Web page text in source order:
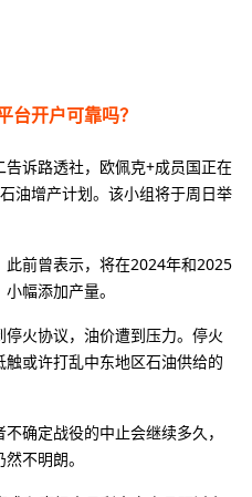
台开户可靠吗？
诉路透社，欧佩克+成员国正在
油增产计划。该小组将于周日举
前曾表示，将在2024年和2025
幅添加产量。
火协议，油价遭到压力。停火
或许打乱中东地区石油供给的
确定战役的中止会继续多久，
不明朗。